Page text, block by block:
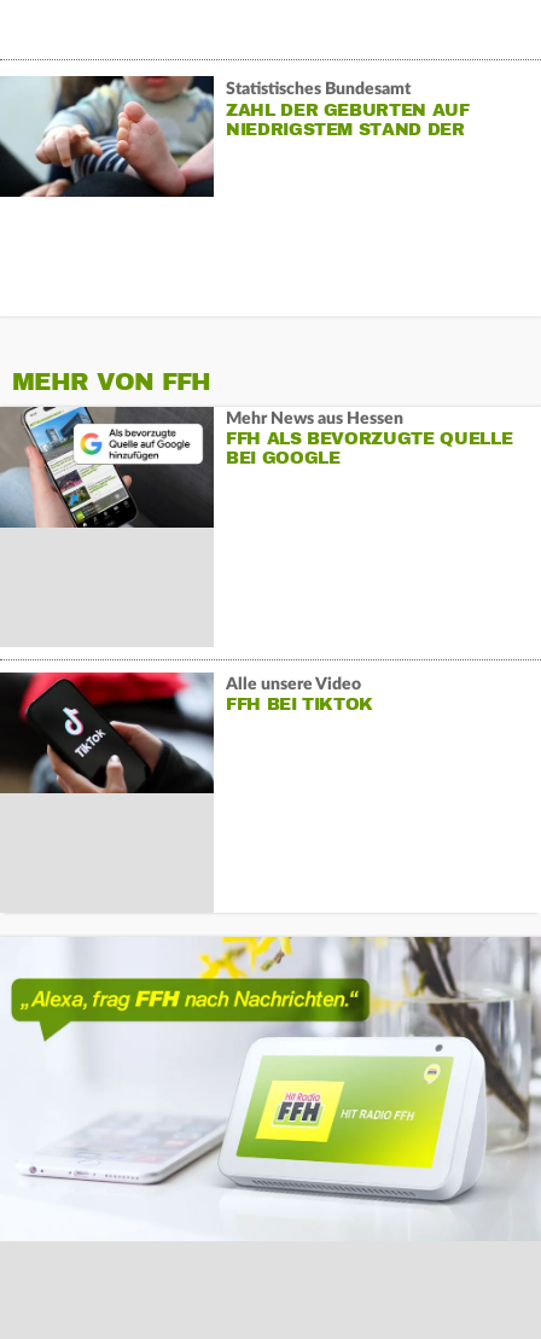
Statistisches Bundesamt
ZAHL DER GEBURTEN AUF
NIEDRIGSTEM STAND DER
MEHR VON FFH
Mehr News aus Hessen
FFH ALS BEVORZUGTE QUELLE
BEI GOOGLE
Alle unsere Video
FFH BEI TIKTOK